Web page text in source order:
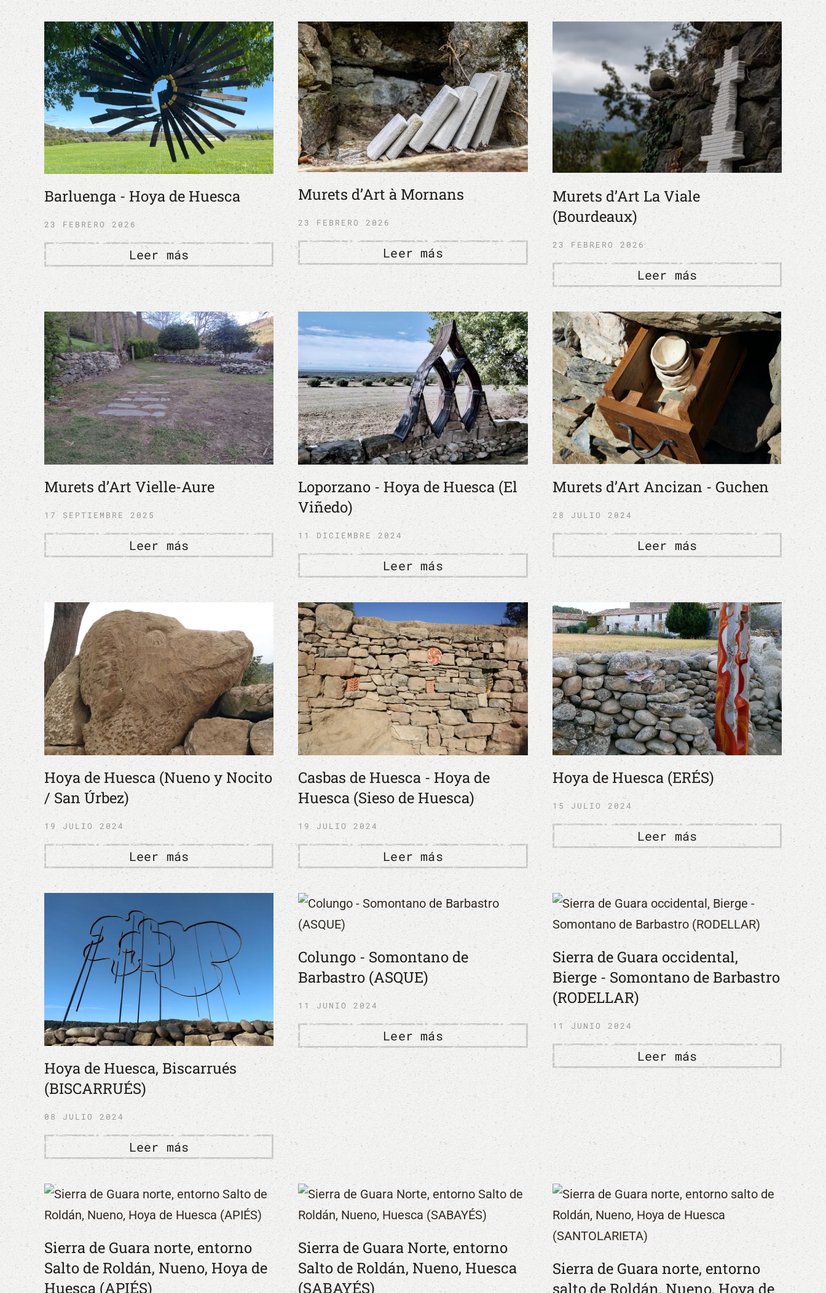
Barluenga - Hoya de Huesca
23 FEBRERO 2026
Leer más
Murets d’Art à Mornans
23 FEBRERO 2026
Leer más
Murets d’Art La Viale
(Bourdeaux)
23 FEBRERO 2026
Leer más
Murets d’Art Vielle-Aure
17 SEPTIEMBRE 2025
Leer más
Loporzano - Hoya de Huesca (El
Viñedo)
11 DICIEMBRE 2024
Leer más
Murets d’Art Ancizan - Guchen
28 JULIO 2024
Leer más
Hoya de Huesca (Nueno y Nocito
/ San Úrbez)
19 JULIO 2024
Leer más
Casbas de Huesca - Hoya de
Huesca (Sieso de Huesca)
19 JULIO 2024
Leer más
Hoya de Huesca (ERÉS)
15 JULIO 2024
Leer más
Hoya de Huesca, Biscarrués
(BISCARRUÉS)
08 JULIO 2024
Leer más
Colungo - Somontano de
Barbastro (ASQUE)
11 JUNIO 2024
Leer más
Sierra de Guara occidental,
Bierge - Somontano de Barbastro
(RODELLAR)
11 JUNIO 2024
Leer más
Sierra de Guara norte, entorno
Salto de Roldán, Nueno, Hoya de
Huesca (APIÉS)
Sierra de Guara Norte, entorno
Salto de Roldán, Nueno, Huesca
(SABAYÉS)
Sierra de Guara norte, entorno
salto de Roldán, Nueno, Hoya de